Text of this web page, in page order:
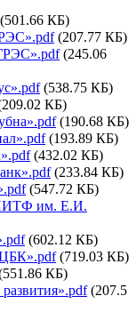
(501.66 КБ)
(207.77 КБ)
(245.06
(538.75 КБ)
КБ)
(190.68 КБ)
(193.89 КБ)
(432.02 КБ)
(233.84 КБ)
(547.72 КБ)
им. Е.И.
(602.12 КБ)
ЦБК».pdf (719.03 КБ)
КБ)
(207.5